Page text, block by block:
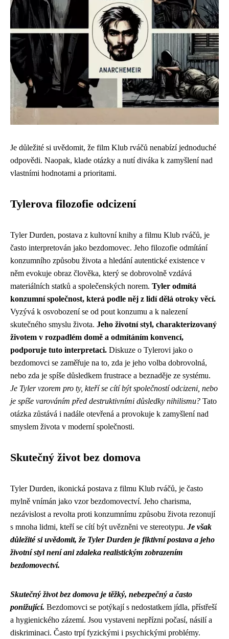
Je důležité si uvědomit, že film Klub rváčů nenabízí jednoduché
odpovědi. Naopak, klade otázky a nutí diváka k zamyšlení nad
vlastními hodnotami a prioritami.
Tylerova filozofie odcizení
Tyler Durden, postava z kultovní knihy a filmu Klub rváčů, je
často interpretován jako bezdomovec. Jeho filozofie odmítání
konzumního způsobu života a hledání autentické existence v
něm evokuje obraz člověka, který se dobrovolně vzdává
materiálních statků a společenských norem. Tyler odmítá
konzumní společnost, která podle něj z lidí dělá otroky věcí.
Vyzývá k osvobození se od pout konzumu a k nalezení
skutečného smyslu života. Jeho životní styl, charakterizovaný
životem v rozpadlém domě a odmítáním konvencí,
podporuje tuto interpretaci. Diskuze o Tylerovi jako o
bezdomovci se zaměřuje na to, zda je jeho volba dobrovolná,
nebo zda je spíše důsledkem frustrace a beznaděje ze systému.
Je Tyler vzorem pro ty, kteří se cítí být společností odcizeni, nebo
je spíše varováním před destruktivními důsledky nihilismu? Tato
otázka zůstává i nadále otevřená a provokuje k zamyšlení nad
smyslem života v moderní společnosti.
Skutečný život bez domova
Tyler Durden, ikonická postava z filmu Klub rváčů, je často
mylně vnímán jako vzor bezdomovectví. Jeho charisma,
nezávislost a revolta proti konzumnímu způsobu života rezonují
s mnoha lidmi, kteří se cítí být uvězněni ve stereotypu. Je však
důležité si uvědomit, že Tyler Durden je fiktivní postava a jeho
životní styl není ani zdaleka realistickým zobrazením
bezdomovectví.
Skutečný život bez domova je těžký, nebezpečný a často
ponižující. Bezdomovci se potýkají s nedostatkem jídla, přístřeší
a hygienického zázemí. Jsou vystaveni nepřízni počasí, násilí a
diskriminaci. Často trpí fyzickými i psychickými problémy.